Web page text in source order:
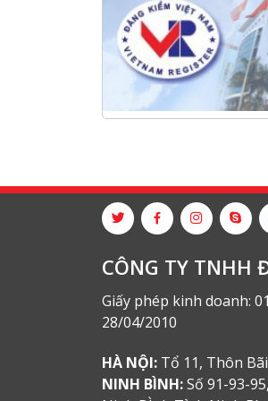
Hội nghị tổng kết công
2025 và triển khai nhiệm
2026 do chi hội tàu du
Long
NANIBI khai trương văn
Tập đoàn Công nghiệp
Đông tổ chức Hội nghị
toàn cầu tại Jakarta
CÔNG TY TNHH
Giấy phép kinh doanh:
28/04/2010
HÀ NỘI: Tổ 11, Thôn
NINH BÌNH:Số 91-93-